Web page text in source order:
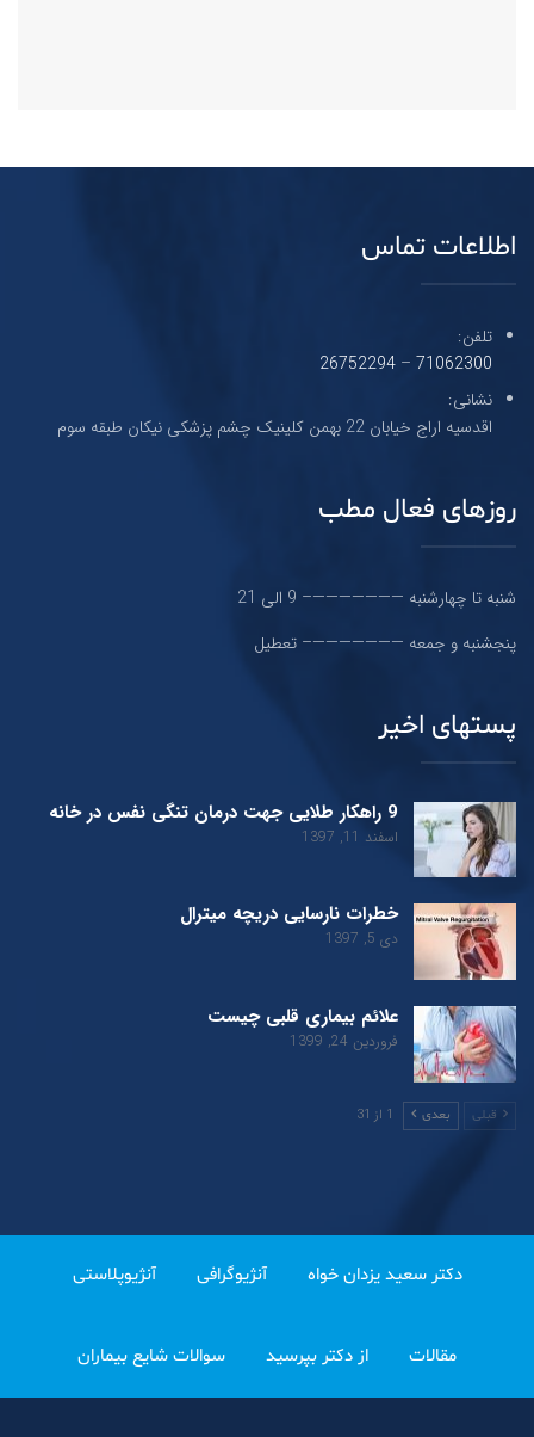
اطلاعات تماس
تلفن:
71062300
–
26752294
نشانی:
اقدسیه اراج خیابان 22 بهمن کلینیک چشم پزشکی نیکان طبقه سوم
روزهای فعال مطب
شنبه تا چهارشنبه ———————– 9 الی 21
پنجشنبه و جمعه ———————– تعطیل
پستهای اخیر
9 راهکار طلایی جهت درمان تنگی نفس در خانه
اسفند 11, 1397
خطرات نارسایی دریچه میترال
دی 5, 1397
علائم بیماری قلبی چیست
فروردین 24, 1399
قبلی بعدی 1 از 31
دکتر سعید یزدان خواه آنژیوگرافی آنژیوپلاستی
مقالات از دکتر بپرسید سوالات شایع بیماران